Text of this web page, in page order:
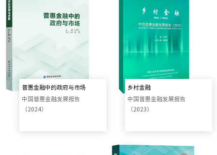
普惠金融中的政府与市场
中国普惠金融发展报告
（2024）
乡村金融
中国普惠金融发展报告
（2023）